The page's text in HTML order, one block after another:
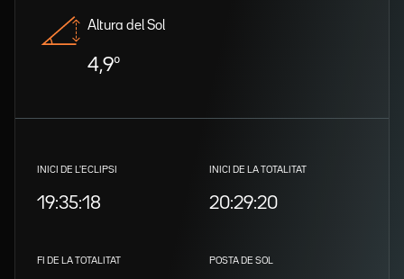
Altura del Sol
4,9º
INICI DE L'ECLIPSI
19:35:18
INICI DE LA TOTALITAT
20:29:20
FI DE LA TOTALITAT POSTA DE SOL